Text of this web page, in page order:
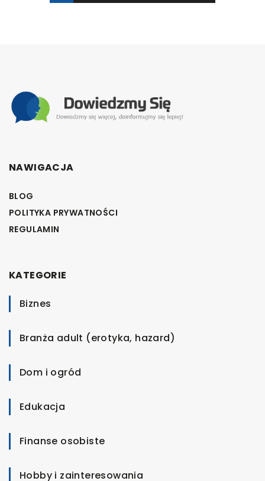
NAWIGACJA
BLOG
POLITYKA PRYWATNOŚCI
REGULAMIN
KATEGORIE
Biznes
Branża adult (erotyka, hazard)
Dom i ogród
Edukacja
Finanse osobiste
Hobby i zainteresowania